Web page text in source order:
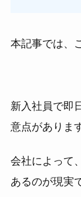
本記事では、
新入社員で即
意点がありま
会社によって
あるのが現実